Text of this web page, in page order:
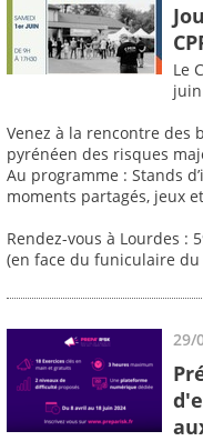
Le
Venez à la rencontre des
pyrénéen des risques
Au programme : Stands
moments partagés, jeux
Rendez-vous à Lourdes :
(en face du funiculaire du
29/